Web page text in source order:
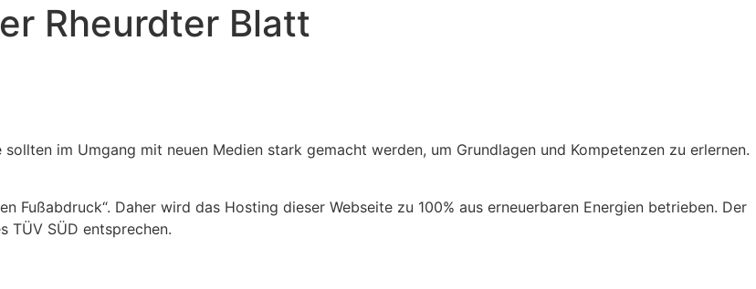
Rheurdter Blatt
im Umgang mit neuen Medien stark gemacht werden, um Grundlagen und Kompetenzen zu erlernen.
Fußabdruck“. Daher wird das Hosting dieser Webseite zu 100% aus erneuerbaren Energien betrieben. Der
TÜV SÜD entsprechen.